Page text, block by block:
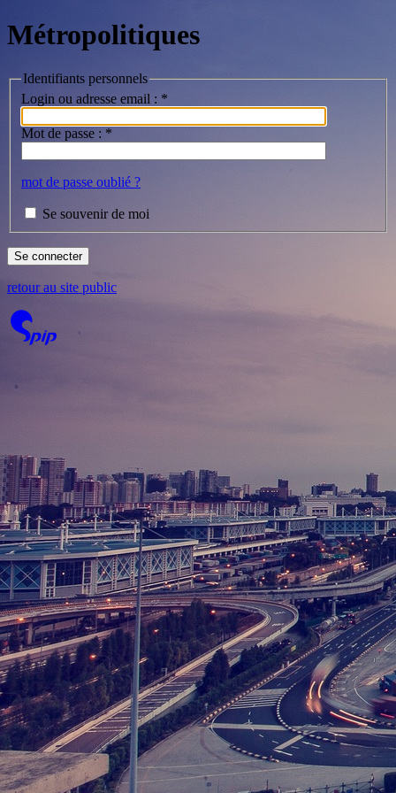
Métropolitiques
Identifiants personnels
Login ou adresse email : *
Mot de passe : *
mot de passe oublié ?
Se souvenir de moi
retour au site public